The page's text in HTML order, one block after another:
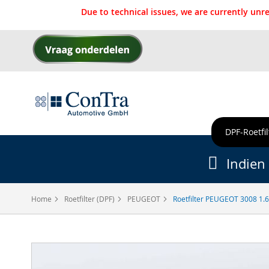
Due to technical issues, we are currently
Ga
naar
inhoud
DPF-
Home Roetfilter (DPF) PEUGEOT Roetfilter PEUGEOT 3008
Indien